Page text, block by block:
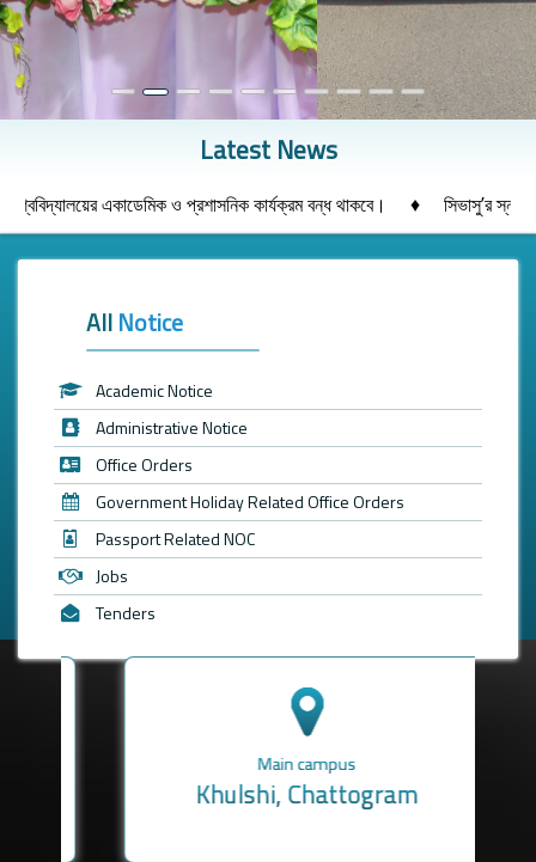
Latest News
ও প্রশাসনিক কার্যক্রম বন্ধ থাকবে। ♦সিভাসু’র স্নাতক ২০২৫-২৬
All Notice
Academic Notice
Administrative Notice
Office Orders
Government Holiday Related Office Orders
Passport Related NOC
Jobs
Tenders
Main campus
Khulshi, Chattogram